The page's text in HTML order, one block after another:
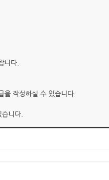
니다.
작성하실 수 있습니다.
니다.